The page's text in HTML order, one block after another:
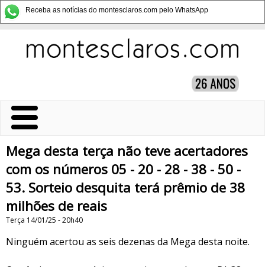
Receba as notícias do montesclaros.com pelo WhatsApp
Mega desta terça não teve acertadores
com os números 05 - 20 - 28 - 38 - 50 -
53. Sorteio desquita terá prêmio de 38
milhões de reais
Terça 14/01/25 - 20h40
Ninguém acertou as seis dezenas da Mega desta noite.